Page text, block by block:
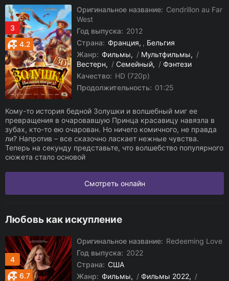
3
4.2
Оригинальное название: Cendrillon au Far
West
Год выпуска: 2012
Страна: Франция , Бельгия
Жанр: Фильмы / Мультфильмы
/
Вестерн
/ Семейный / Фэнтези
Качество: HD (720p)
Продолжительность: 01:25
Кому-то история бедной Золушки и волшебный миг ее
превращения в очаровавшую Принца красавицу навязла в
зубах, кто-то ею очарован. Но ничего комичного, не правда
ли? Напротив – все сказочно ласкает нежные чувства.
Теперь на секунду представьте, что волшебство популярного
сюжета стало основой
Смотреть онлайн
Любовь как искупление
4
6.7
Оригинальное название: Redeeming Love
Год выпуска: 2022
Страна: США
Жанр: Фильмы / Фильмы 2022
/